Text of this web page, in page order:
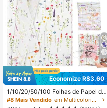
9
Economize R$3,60
1/10/20/50/100 Folhas de Papel de
Embrulho Lavanda Colorido, Papel
de Arte, Decoração de Festa de Ani
#8 Mais Vendido
em Multicolorido Papel de embrulho